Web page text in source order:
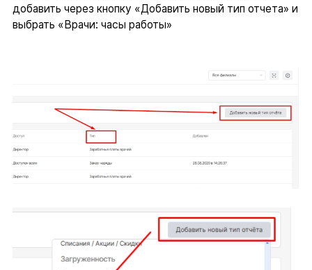
добавить через кнопку «Добавить новый тип отчета» и
выбрать «Врачи: часы работы»